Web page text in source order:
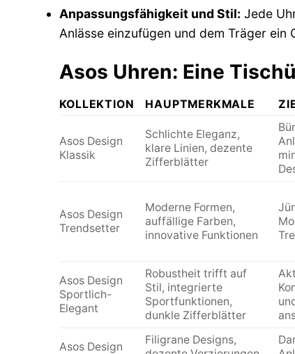
Anpassungsfähigkeit und Stil: Jede
Anlässe einzufügen und dem Träger
Asos Uhren: Eine
KOLLEKTION HAUPTMERKMALE
Asos Design
Klassik
Schlichte Eleganz,
klare Linien, dezente
Zifferblätter
Asos Design
Trendsetter
Moderne Formen,
auffällige Farben,
innovative Funktionen
Asos Design
Sportlich-
Elegant
Robustheit trifft auf
Stil, integrierte
Sportfunktionen,
dunkle Zifferblätter
Asos Design
Filigrane Designs,